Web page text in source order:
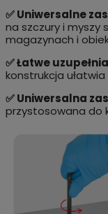
✅ Uniwersalne
na szczury i myszy
magazynach i
✅ Łatwe
konstrukcja
✅ Uniwersalna
przystosowana do